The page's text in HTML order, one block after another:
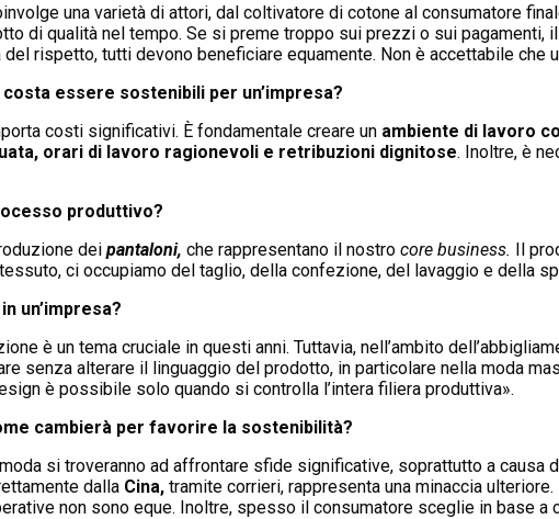
una varietà di attori, dal coltivatore di cotone al consumatore
di qualità nel tempo. Se si preme troppo sui prezzi o sui pagamenti,
del rispetto, tutti devono beneficiare equamente. Non è accettabile
essere sostenibili per un’impresa?
costi significativi. È fondamentale creare un ambiente di lavoro
orari di lavoro ragionevoli e retribuzioni dignitose. Inoltre, è
produttivo?
dei pantaloni, che rappresentano il nostro core business. Il
ci occupiamo del taglio, della confezione, del lavaggio e della
un’impresa?
è un tema cruciale in questi anni. Tuttavia, nell’ambito
senza alterare il linguaggio del prodotto, in particolare nella moda
è possibile solo quando si controlla l’intera filiera produttiva».
cambierà per favorire la sostenibilità?
si troveranno ad affrontare sfide significative, soprattutto a causa
dalla Cina, tramite corrieri, rappresenta una minaccia
non sono eque. Inoltre, spesso il consumatore sceglie in base